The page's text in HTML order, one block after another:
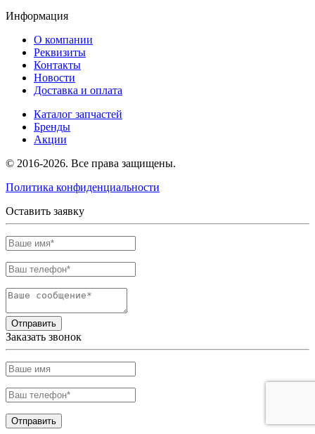
Информация
О компании
Реквизиты
Контакты
Новости
Доставка и оплата
Каталог запчастей
Бренды
Акции
© 2016-2026. Все права защищены.
Политика конфиденциальности
Оставить заявку
Отправить
Заказать звонок
Отправить